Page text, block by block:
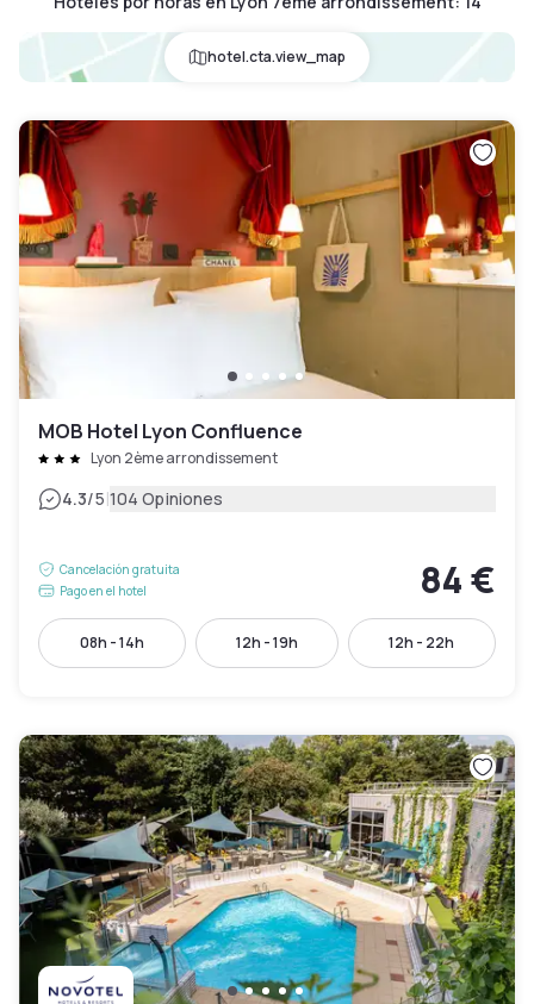
hotel.cta.view_map
MOB Hotel Lyon Confluence
Lyon 2ème arrondissement
4.3/5|104 Opiniones
Cancelación gratuita
Pago en el hotel
84 €
08h - 14h 12h - 19h 12h - 22h